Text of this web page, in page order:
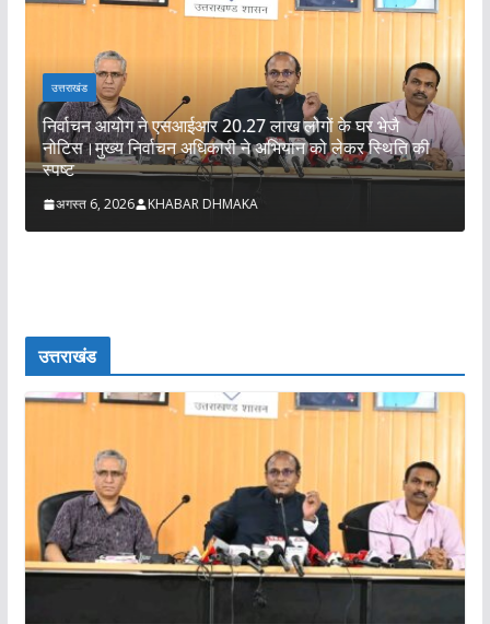
उत्तराखंड
निर्वाचन आयोग ने एसआईआर 20.27 लाख लोगों के घर भेजै
नोटिस।मुख्य निर्वाचन अधिकारी ने अभियान को लेकर स्थिति की
स्पष्ट
अगस्त 6, 2026 KHABAR DHMAKA
उत्तराखंड